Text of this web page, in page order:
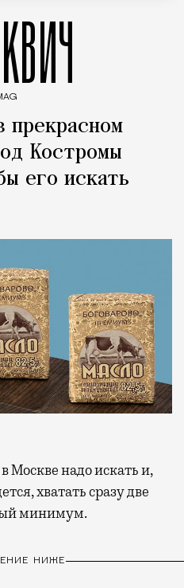
прекрасном
Костромы
его искать
хватать сразу две
минимум.
НИЖЕ